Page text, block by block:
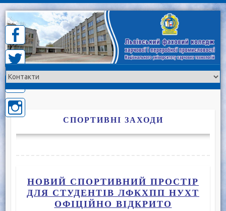
Skip
content
СПОРТИВНІ ЗАХОДИ
НОВИЙ СПОРТИВНИЙ ПРОСТІР
ДЛЯ СТУДЕНТІВ ЛФКХПП НУХТ
ОФІЦІЙНО ВІДКРИТО